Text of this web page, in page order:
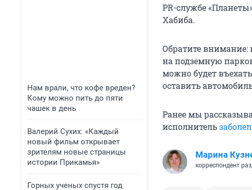
Нам врали, что кофе вреден?
Кому можно пить до пяти
чашек в день
Валерий Сухих: «Каждый
новый фильм открывает
зрителям новые страницы
истории Прикамья»
Горных ученых спустя год
PR-службе
Хабиба.
Обратите внимание:
на подземную
можно будет
оставить
Ранее мы
исполнитель
Марина
корреспондент